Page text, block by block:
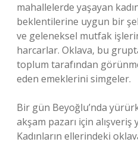
mahallelerde yaşayan
beklentilerine uygun bir
ve geleneksel mutfak
harcarlar. Oklava, bu
toplum tarafından
eden emeklerini simgeler.
Bir gün Beyoğlu’nda
akşam pazarı için alışveriş
Kadınların ellerindeki